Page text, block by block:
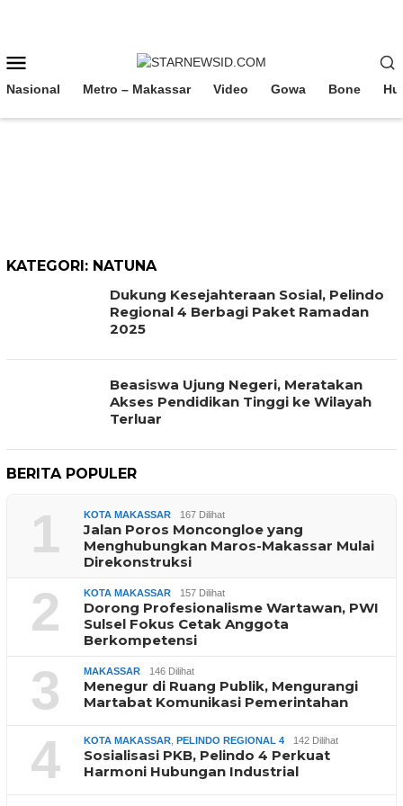
Mobile
Nasional Metro – Makassar Video Gowa Bone
KATEGORI: NATUNA
Dukung Kesejahteraan Sosial, Pelindo
Regional 4 Berbagi Paket Ramadan
2025
Beasiswa Ujung Negeri, Meratakan
Akses Pendidikan Tinggi ke Wilayah
Terluar
BERITA POPULER
1 KOTA MAKASSAR 167 Dilihat
Jalan Poros Moncongloe yang
Menghubungkan Maros-Makassar Mulai
Direkonstruksi
2 KOTA MAKASSAR 157 Dilihat
Dorong Profesionalisme Wartawan, PWI
Sulsel Fokus Cetak Anggota
Berkompetensi
3 MAKASSAR 146 Dilihat
Menegur di Ruang Publik, Mengurangi
Martabat Komunikasi Pemerintahan
4 KOTA MAKASSAR PELINDO REGIONAL 4 142 Dilihat
Sosialisasi PKB, Pelindo 4 Perkuat
Harmoni Hubungan Industrial